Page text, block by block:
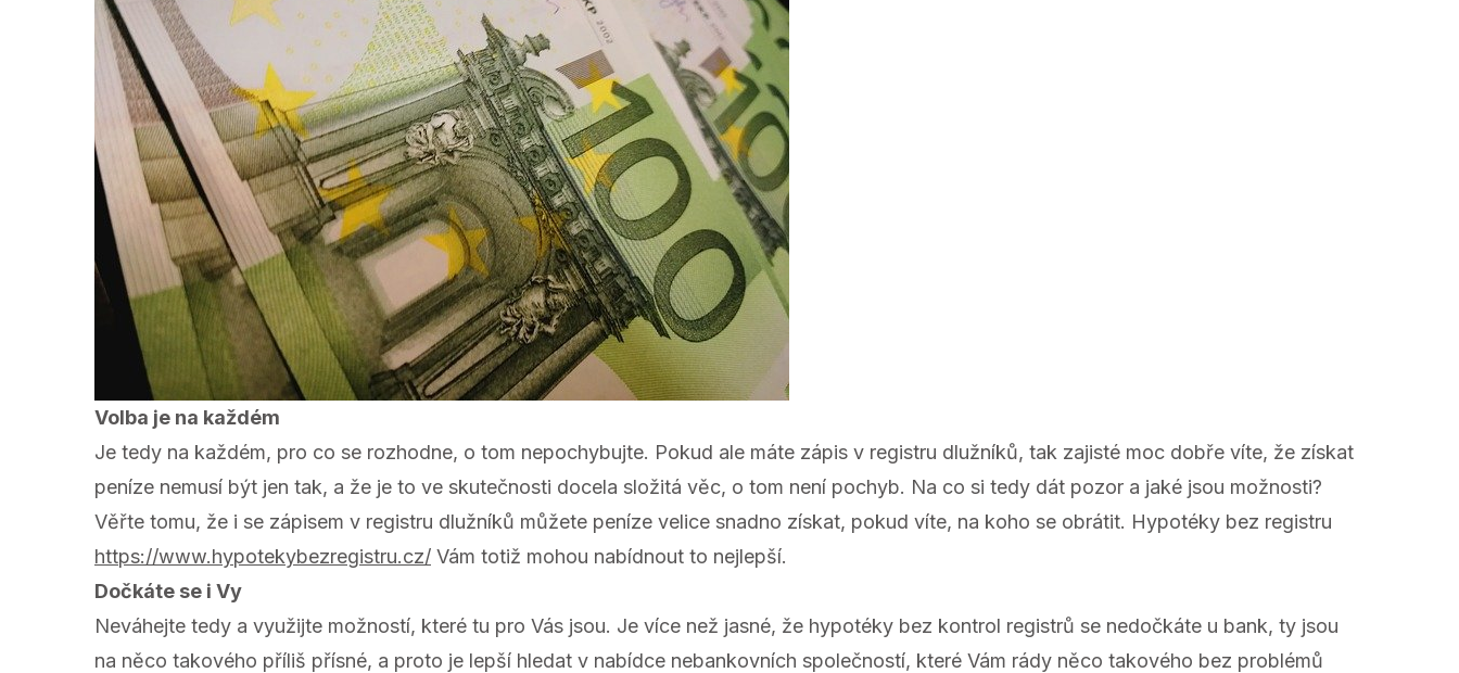
Volba je na každém
Je tedy na každém, pro co se rozhodne, o tom nepochybujte. Pokud ale máte zápis v registru dlužníků, tak zajisté moc dobře víte, že získat
peníze nemusí být jen tak, a že je to ve skutečnosti docela složitá věc, o tom není pochyb. Na co si tedy dát pozor a jaké jsou možnosti?
Věřte tomu, že i se zápisem v registru dlužníků můžete peníze velice snadno získat, pokud víte, na koho se obrátit. Hypotéky bez registru
https://www.hypotekybezregistru.cz/ Vám totiž mohou nabídnout to nejlepší.
Dočkáte se i Vy
Neváhejte tedy a využijte možností, které tu pro Vás jsou. Je více než jasné, že hypotéky bez kontrol registrů se nedočkáte u bank, ty jsou
na něco takového příliš přísné, a proto je lepší hledat v nabídce nebankovních společností, které Vám rády něco takového bez problémů